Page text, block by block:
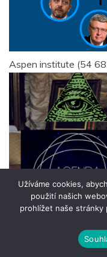
Aspen institute (54
(42
Užíváme cookies,
použití našich
prohlížet naše stránky